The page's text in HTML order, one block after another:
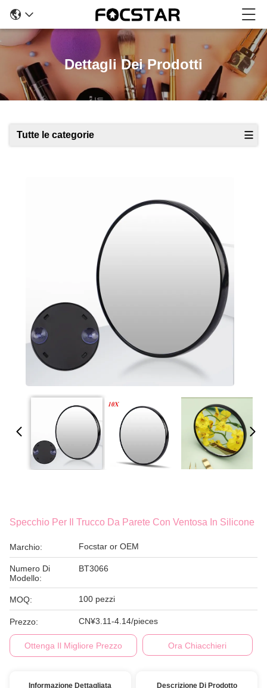
Dettagli Dei Prodotti
Tutte le categorie
Specchio Per Il Trucco Da Parete Con Ventosa In Silicone
Marchio: Focstar or OEM
Numero Di
Modello:
BT3066
MOQ: 100 pezzi
Prezzo: CN¥3.11-4.14/pieces
Ottenga Il Migliore Prezzo Ora Chiacchieri
Informazione Dettagliata Descrizione Di Prodotto